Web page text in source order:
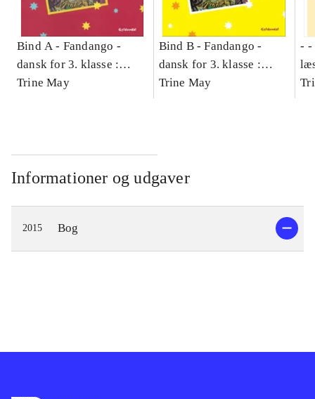
Bind A - Fandango -
dansk for 3. klasse :
grundbog -- Arbejdsbog.
Trine May
Bind B -Fandango -
dansk for 3. klasse :
grundbog -- Arbejdsbog.
Trine May
- -
-
Informationer og udgaver
2015 Bog